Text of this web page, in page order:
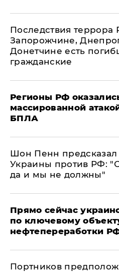
Последствия террора
Запорожчине,
Донетчине есть
гражданские
Регионы РФ
массированной
БПЛА
Шон Пенн предсказал
Украины против РФ:
да и мы не должны"
Прямо сейчас
по ключевому
нефтепереработки
Портников